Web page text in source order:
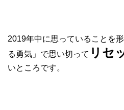
2019年中に思っていることを
る勇気」で思い切って リセ
いところです。